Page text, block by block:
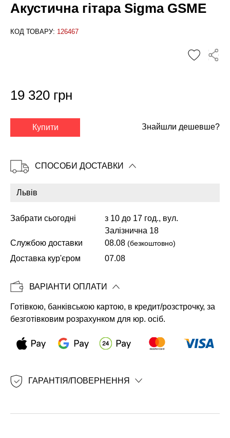
Акустична гітара Sigma GSME
КОД ТОВАРУ: 126467
✕
Копіювати
19 320 грн
Купити Знайшли дешевше?
СПОСОБИ ДОСТАВКИ
Забрати сьогодні
з 10 до 17 год., вул.
Залізнична 18
Службою доставки
08.08 (безкоштовно)
Доставка кур'єром 07.08
ВАРІАНТИ ОПЛАТИ
Готівкою, банківською картою, в кредит/розстрочку, за
безготівковим розрахунком для юр. осіб.
ГАРАНТІЯ/ПОВЕРНЕННЯ